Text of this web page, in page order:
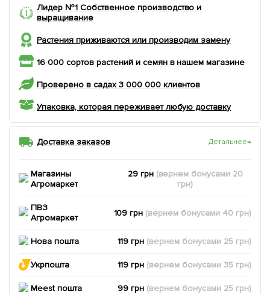
Лидер №1 Собственное производство и
выращивание
Растения приживаются или производим замену
16 000 сортов растений и семян в нашем магазине
Проверено в садах 3 000 000 клиентов
Упаковка, которая переживает любую доставку
Доставка заказов Детальнее→
Магазины
Агромаркет
29 грн (вернем бонусами 20
грн)
ПВЗ
Агромаркет
109 грн (вернем бонусами 40 грн)
Нова пошта 119 грн (вернем бонусами 25 грн)
Укрпошта 119 грн (вернем бонусами35 грн)
Meest пошта 99 грн (вернем бонусами 25 грн)